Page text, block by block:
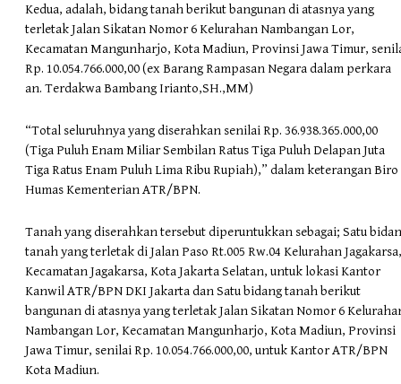
Kedua, adalah, bidang tanah berikut bangunan di atasnya yang
terletak Jalan Sikatan Nomor 6 Kelurahan Nambangan Lor,
Kecamatan Mangunharjo, Kota Madiun, Provinsi Jawa Timur,
Rp. 10.054.766.000,00 (ex Barang Rampasan Negara dalam perkara
an. Terdakwa Bambang Irianto,SH.,MM)
“Total seluruhnya yang diserahkan senilai Rp. 36.938.365.000,00
(Tiga Puluh Enam Miliar Sembilan Ratus Tiga Puluh Delapan Juta
Tiga Ratus Enam Puluh Lima Ribu Rupiah),” dalam keterangan Biro
Humas Kementerian ATR/BPN.
Tanah yang diserahkan tersebut diperuntukkan sebagai; Satu
tanah yang terletak di Jalan Paso Rt.005 Rw.04 Kelurahan Jagakarsa,
Kecamatan Jagakarsa, Kota Jakarta Selatan, untuk lokasi Kantor
Kanwil ATR/BPN DKI Jakarta dan Satu bidang tanah berikut
bangunan di atasnya yang terletak Jalan Sikatan Nomor 6
Nambangan Lor, Kecamatan Mangunharjo, Kota Madiun, Provinsi
Jawa Timur, senilai Rp. 10.054.766.000,00, untuk Kantor ATR/BPN
Kota Madiun.